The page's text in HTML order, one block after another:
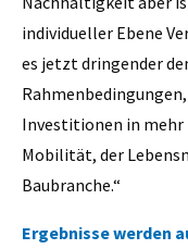
individueller Ebene
es jetzt dringender
Investitionen in mehr
Mobilität, der
Baubranche.“
Ergebnisse werden